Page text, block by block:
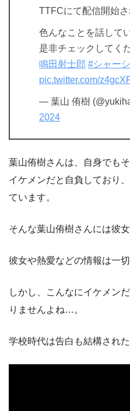
TTFCにて配信開始さ
色んなことを話して
是非チェックしてく
鳴田射士郎 #シャー
pic.twitter.com/
— 葉山 侑樹
2024
葉山侑樹さんは、自身でも
イケメンだと自負しており
ています。
そんな葉山侑樹さんには彼
彼女や熱愛などの情報は一
しかし、こんなにイケメン
りませんよね…。
学校時代は告白も結構され